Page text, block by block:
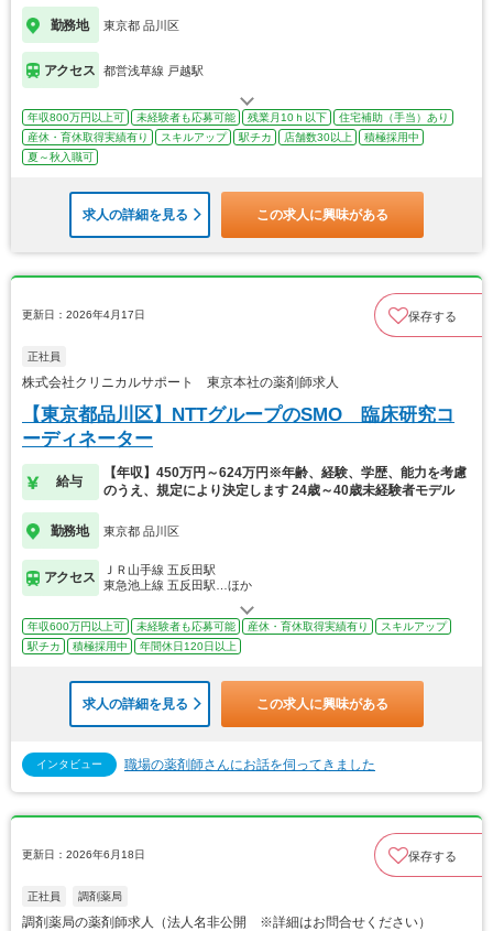
勤務地 東京都 品川区
アクセス 都営浅草線 戸越駅
年収800万円以上可 未経験者も応募可能 残業月10ｈ以下
住宅補助（手当）あり
産休・育休取得実績有り
スキルアップ 駅チカ 店舗数30以上
積極採用中
夏～秋入職可
求人の詳細を見る この求人に興味がある
更新日：2026年4月17日 保存する
正社員
株式会社クリニカルサポート 東京本社の薬剤師求人
【東京都品川区】NTTグループのSMO 臨床研究コ
ーディネーター
給与
【年収】450万円～624万円※年齢、経験、学歴、能力を考慮
のうえ、規定により決定します 24歳～40歳未経験者モデル
勤務地 東京都 品川区
アクセス
ＪＲ山手線 五反田駅
東急池上線 五反田駅…ほか
年収600万円以上可 未経験者も応募可能 産休・育休取得実績有り
スキルアップ
駅チカ
積極採用中 年間休日120日以上
求人の詳細を見る この求人に興味がある
インタビュー 職場の薬剤師さんにお話を伺ってきました
更新日：2026年6月18日 保存する
正社員 調剤薬局
調剤薬局の薬剤師求人（法人名非公開 ※詳細はお問合せください）